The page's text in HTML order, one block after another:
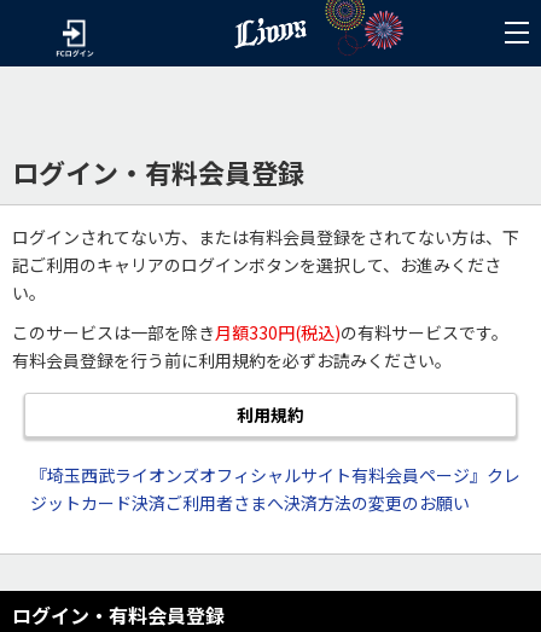
ログイン・有料会員登録
ログインされてない方、または有料会員登録をされてない方は、下
記ご利用のキャリアのログインボタンを選択して、お進みくださ
い。
このサービスは一部を除き月額330円(税込)の有料サービスです。
有料会員登録を行う前に利用規約を必ずお読みください。
利用規約
『埼玉西武ライオンズオフィシャルサイト有料会員ページ』クレ
ジットカード決済ご利用者さまへ決済方法の変更のお願い
ログイン・有料会員登録